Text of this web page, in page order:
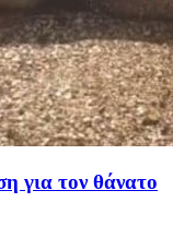
για τον θάνατο